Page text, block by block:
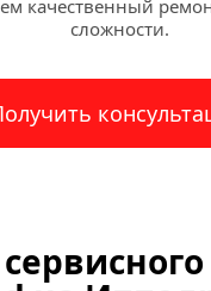
качественный
сложности.